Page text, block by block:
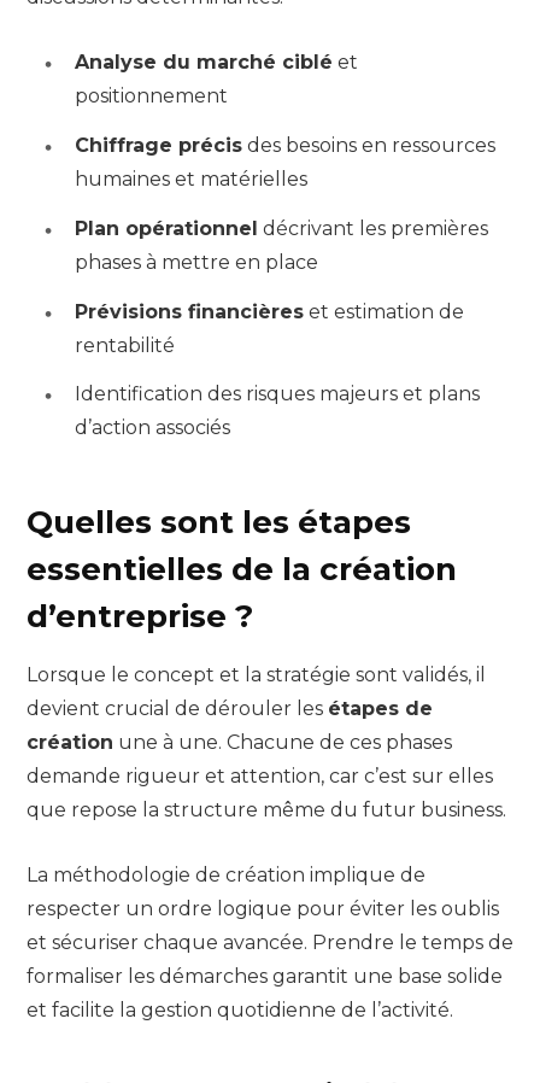
Analyse du marché ciblé et
positionnement
Chiffrage précis des besoins en ressources
humaines et matérielles
Plan opérationnel décrivant les premières
phases à mettre en place
Prévisions financières et estimation de
rentabilité
Identification des risques majeurs et plans
d’action associés
Quelles sont les étapes
essentielles de la création
d’entreprise ?
Lorsque le concept et la stratégie sont validés, il
devient crucial de dérouler les étapes de
création une à une. Chacune de ces phases
demande rigueur et attention, car c’est sur elles
que repose la structure même du futur business.
La méthodologie de création implique de
respecter un ordre logique pour éviter les oublis
et sécuriser chaque avancée. Prendre le temps de
formaliser les démarches garantit une base solide
et facilite la gestion quotidienne de l’activité.